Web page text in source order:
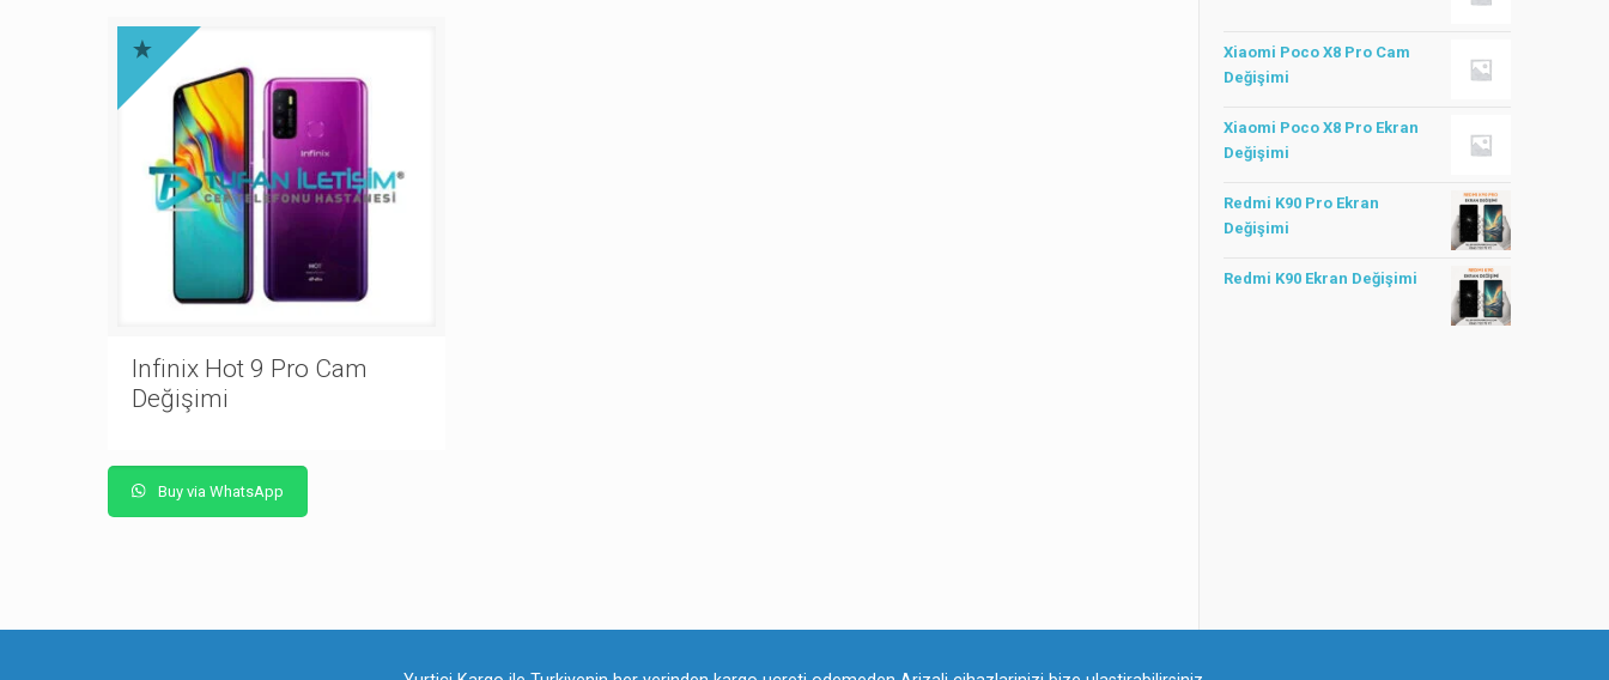
Infinix Hot 9 Pro Cam
Değişimi
Buy via WhatsApp
Xiaomi Poco X8 Pro Cam
Değişimi
Xiaomi Poco X8 Pro Ekran
Değişimi
Redmi K90 Pro Ekran
Değişimi
Redmi K90 Ekran Değişimi